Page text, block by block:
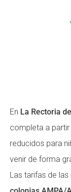
En La Rectoria
completa a
reducidos para
venir de forma
Las tarifas de las